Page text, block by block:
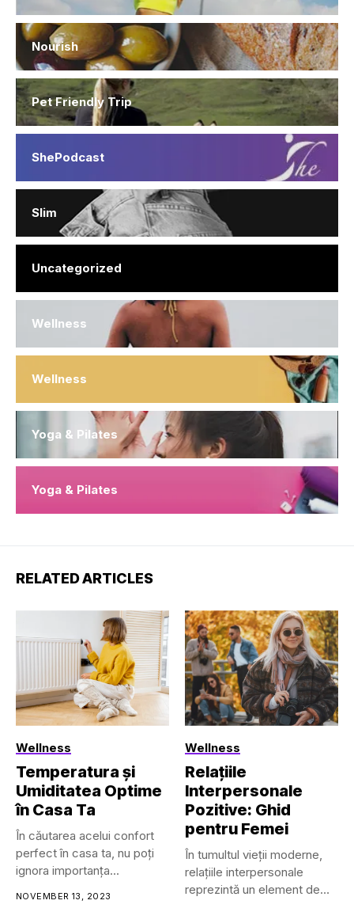
Nourish
Pet Friendly Trip
ShePodcast
Slim
Uncategorized
Wellness
Wellness
Yoga & Pilates
Yoga & Pilates
RELATED ARTICLES
Wellness
Temperatura și
Umiditatea Optime
în Casa Ta
În căutarea acelui confort
perfect în casa ta, nu poți
ignora importanța...
NOVEMBER 13, 2023
Wellness
Relațiile
Interpersonale
Pozitive: Ghid
pentru Femei
În tumultul vieții moderne,
relațiile interpersonale
reprezintă un element de